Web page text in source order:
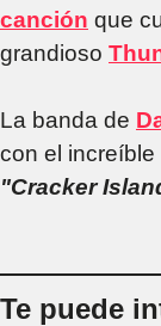
canción que
grandioso
La banda de
con el
"Cracker
Te puede